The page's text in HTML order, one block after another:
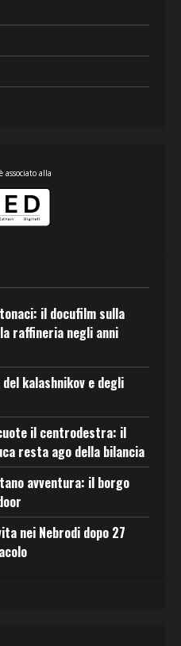
associato alla
il docufilm sulla
raffineria negli anni
kalashnikov e degli
il centrodestra: il
resta ago della bilancia
avventura: il borgo
nei Nebrodi dopo 27